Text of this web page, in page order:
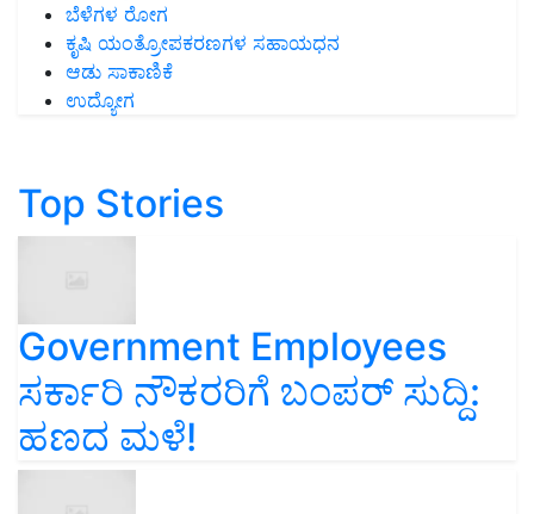
ಬೆಳೆಗಳ ರೋಗ
ಕೃಷಿ ಯಂತ್ರೋಪಕರಣಗಳ ಸಹಾಯಧನ
ಆಡು ಸಾಕಾಣಿಕೆ
ಉದ್ಯೋಗ
Top Stories
Government Employees
ಸರ್ಕಾರಿ ನೌಕರರಿಗೆ ಬಂಪರ್‌ ಸುದ್ದಿ:
ಹಣದ ಮಳೆ!